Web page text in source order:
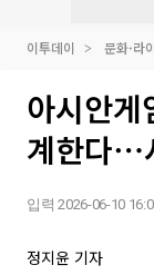
이투데이 문화·라
아시안게
계한다⋯
입력 2026-06-10
정지윤 기자